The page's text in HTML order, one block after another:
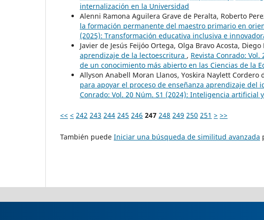
internalización en la Universidad
Alenni Ramona Aguilera Grave de Peralta, Roberto
la formación permanente del maestro primario en
(2025): Transformación educativa inclusiva e
Javier de Jesús Feijóo Ortega, Olga Bravo Acosta, Diego
aprendizaje de la lectoescritura , Revista Conrado:
de un conocimiento más abierto en las Ciencias de la
Allyson Anabell Moran Llanos, Yoskira Naylett Cordero
para apoyar el proceso de enseñanza aprendizaje del
Conrado: Vol. 20 Núm. S1 (2024): Inteligencia artificial
<< < 242 243 244 245 246 247 248 249 250 251 > >>
También puede Iniciar una búsqueda de similitud avanzada